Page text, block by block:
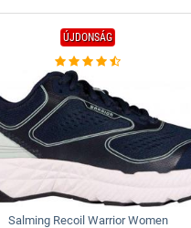
ÚJDONSÁG
Salming Recoil Warrior Women